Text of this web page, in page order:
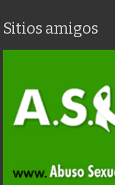
Sitios amigos